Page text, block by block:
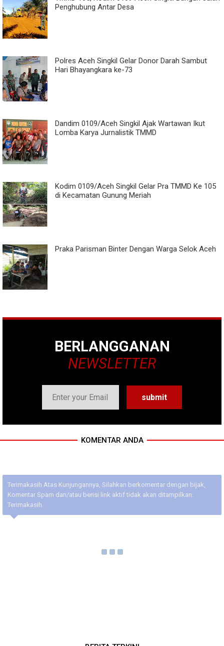
Penghubung Antar Desa
Polres Aceh Singkil Gelar Donor Darah Sambut
Hari Bhayangkara ke-73
Dandim 0109/Aceh Singkil Ajak Wartawan Ikut
Lomba Karya Jurnalistik TMMD
Kodim 0109/Aceh Singkil Gelar Pra TMMD Ke 105
di Kecamatan Gunung Meriah
Praka Parisman Binter Dengan Warga Selok Aceh
BERLANGGANAN
NEWSLETTER
KOMENTAR ANDA
Terimakasih Atas Kunjungannya, Silahkan berkomentar dengan bijak,
Komentar Spam dan/atau berisi link aktif tidak akan ditampilkan.
Terimakasih.